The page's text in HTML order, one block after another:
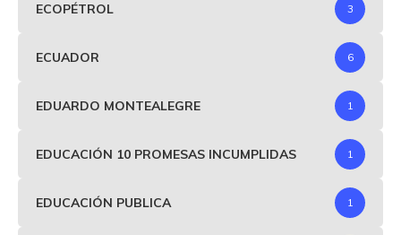
ECOPÉTROL 3
ECUADOR 6
EDUARDO MONTEALEGRE 1
EDUCACIÓN 10 PROMESAS INCUMPLIDAS 1
EDUCACIÓN PUBLICA 1